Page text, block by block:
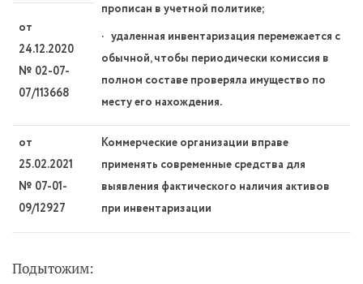
прописан в учетной политике;
· удаленная инвентаризация перемежается с
обычной, чтобы периодически комиссия в
полном составе проверяла имущество по
месту его нахождения.
от
24.12.2020
№ 02-07-
07/113668
от
25.02.2021
№ 07-01-
09/12927
Коммерческие организации вправе
применять современные средства для
выявления фактического наличия активов
при инвентаризации
Подытожим: